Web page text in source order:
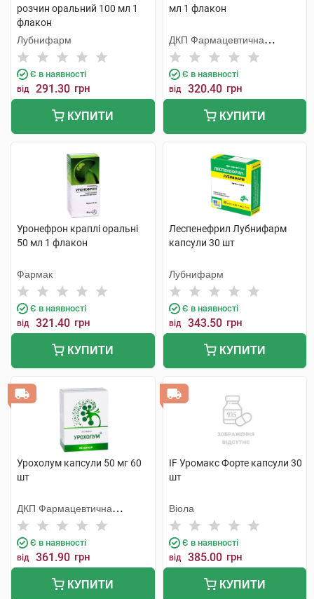
розчин оральний 100 мл 1
флакон
Лубнифарм
Є в наявності
від 291.30 грн
КУПИТИ
мл 1 флакон
ДКП Фармацевтична
фабрика
Є в наявності
від 320.40 грн
КУПИТИ
Уронефрон краплі оральні
50 мл 1 флакон
Фармак
Є в наявності
від 321.40 грн
КУПИТИ
Леспенефрил Лубнифарм
капсули 30 шт
Лубнифарм
Є в наявності
від 343.50 грн
КУПИТИ
Урохолум капсули 50 мг 60
шт
ДКП Фармацевтична
фабрика
Є в наявності
від 361.90 грн
КУПИТИ
IF Уромакс Форте капсули 30
шт
Віола
Є в наявності
від 385.00 грн
КУПИТИ